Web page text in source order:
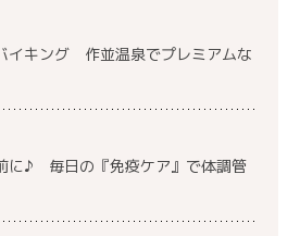
イキング 作並温泉でプレミアムな
に♪ 毎日の『免疫ケア』で体調管